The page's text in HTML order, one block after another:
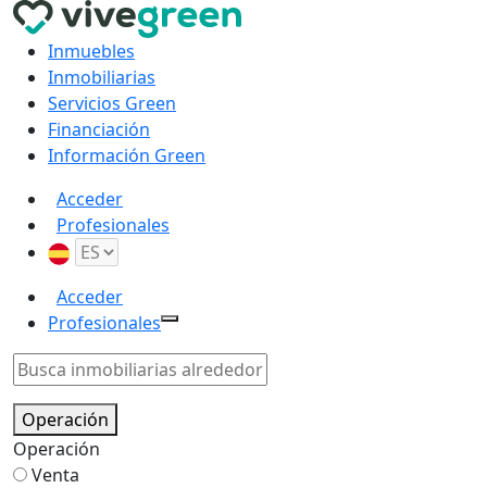
Inmuebles
Inmobiliarias
Servicios Green
Financiación
Información Green
Acceder
Profesionales
Acceder
Profesionales
Operación
Operación
Venta